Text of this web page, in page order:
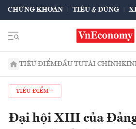
CHỨNG KHOÁN TIÊU & DÙNG
TIÊU ĐIỂMĐẦU TƯTÀI CHÍNH
TIÊU ĐIỂM
Đại hội XIII của